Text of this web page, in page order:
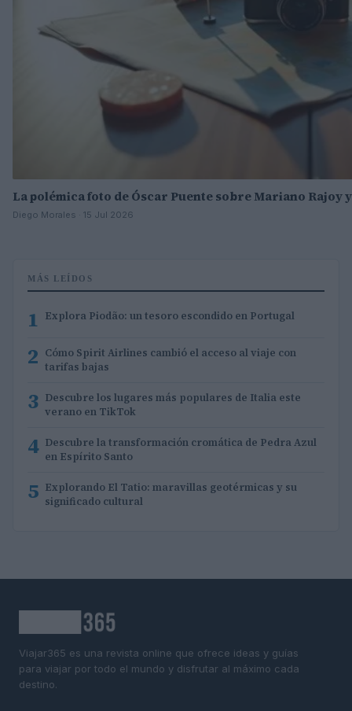
La polémica foto de Óscar Puente sobre Mariano
Diego Morales · 15 Jul 2026
MÁS LEÍDOS
1 Explora Piodão: un tesoro escondido en Portugal
2 Cómo Spirit Airlines cambió el acceso al viaje con
tarifas bajas
3 Descubre los lugares más populares de Italia este
verano en TikTok
4 Descubre la transformación cromática de Pedra Azul
en Espírito Santo
5 Explorando El Tatio: maravillas geotérmicas y su
significado cultural
Viajar365 es una revista online que ofrece ideas y guías
para viajar por todo el mundo y disfrutar al máximo cada
destino.